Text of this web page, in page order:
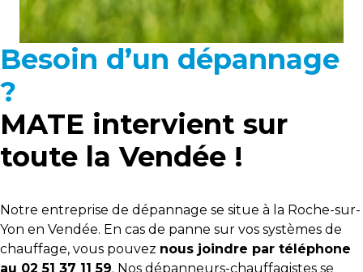
Besoin d’un dépannage
?
MATE intervient sur
toute la Vendée !
Notre entreprise de dépannage se situe à la Roche-sur-
Yon en Vendée. En cas de panne sur vos systèmes de
chauffage, vous pouvez nous joindre par téléphone
au 02 51 37 11 59. Nos dépanneurs-chauffagistes se